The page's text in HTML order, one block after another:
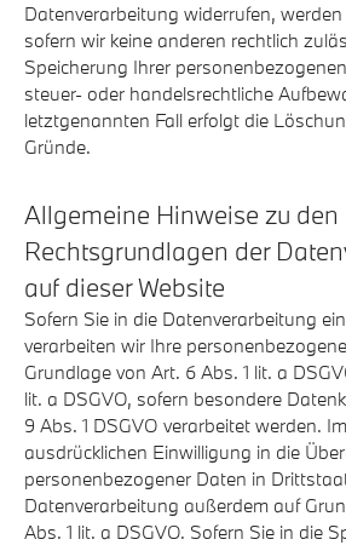
Datenverarbeitung widerrufen,
sofern wir keine anderen rechtlich
Speicherung Ihrer
steuer- oder handelsrechtliche
letztgenannten Fall erfolgt die
Gründe.
Allgemeine Hinweise zu den
Rechtsgrundlagen der
auf dieser Website
Sofern Sie in die Datenverarbeitung
verarbeiten wir Ihre
Grundlage von Art. 6 Abs. 1 lit. a
lit. a DSGVO, sofern besondere
9 Abs. 1 DSGVO verarbeitet werden.
ausdrücklichen Einwilligung in die
personenbezogener Daten in
Datenverarbeitung außerdem auf
Abs. 1 lit. a DSGVO. Sofern Sie in die